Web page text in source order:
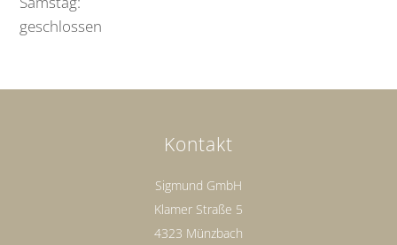
geschlossen
Kontakt
Sigmund GmbH
Klamer Straße 5
4323 Münzbach